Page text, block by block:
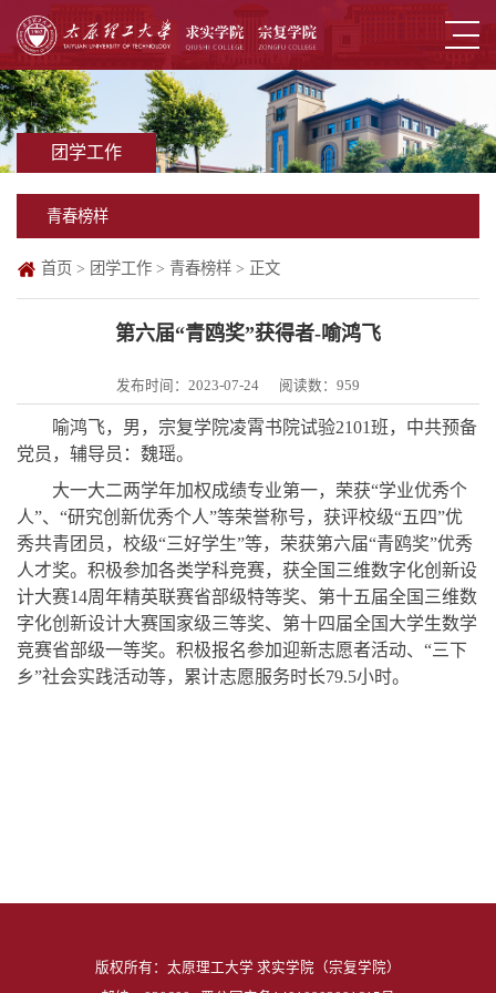
团学工作
青春榜样
首页 > 团学工作> 青春榜样> 正文
第六届“青鸥奖”获得者-喻鸿飞
发布时间：2023-07-24 阅读数： 959
喻鸿飞，男，宗复学院凌霄书院试验2101班，中共预备
党员，辅导员：魏瑶。
大一大二两学年加权成绩专业第一，荣获“学业优秀个
人”、“研究创新优秀个人”等荣誉称号，获评校级“五四”优
秀共青团员，校级“三好学生”等，荣获第六届“青鸥奖”优秀
人才奖。积极参加各类学科竞赛，获全国三维数字化创新设
计大赛14周年精英联赛省部级特等奖、第十五届全国三维数
字化创新设计大赛国家级三等奖、第十四届全国大学生数学
竞赛省部级一等奖。积极报名参加迎新志愿者活动、“三下
乡”社会实践活动等，累计志愿服务时长79.5小时。
版权所有：太原理工大学 求实学院（宗复学院）